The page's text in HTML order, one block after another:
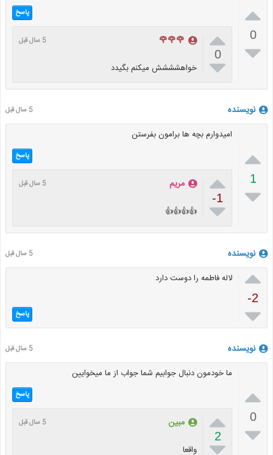

0

پاسخ

0

🌹🌹🌹 5 سال قبل
خواهشششش میکنم بگیدد
نویسنده 5 سال قبل

1

امیدوارم بچه ها برامون بفرستن
پاسخ

-1

مریم 5 سال قبل
👍👍👍👍
نویسنده 5 سال قبل

-2

لاله فاطمه را دوست دارد
پاسخ
نویسنده 5 سال قبل

0

ما خودمون دنبال جوابیم شما جواب از ما میخوایین
پاسخ

2

مبین 5 سال قبل
واقعا